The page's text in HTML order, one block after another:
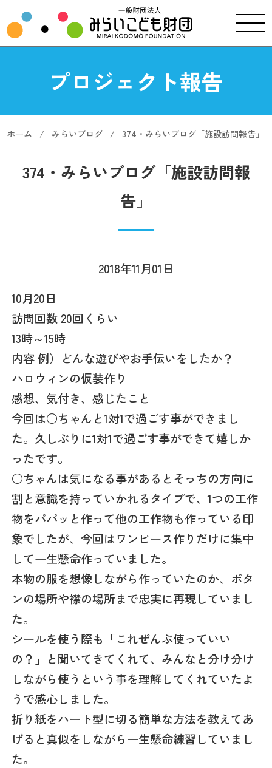
プロジェクト報告
ホーム みらいブログ 374・みらいブログ「施設訪問報告」
374・みらいブログ「施設訪問報
告」
2018年11月01日
10月20日
訪問回数 20回くらい
13時～15時
内容 例）どんな遊びやお手伝いをしたか？
ハロウィンの仮装作り
感想、気付き、感じたこと
今回は○ちゃんと1対1で過ごす事ができまし
た。久しぶりに1対1で過ごす事ができて嬉しか
ったです。
○ちゃんは気になる事があるとそっちの方向に
割と意識を持っていかれるタイプで、1つの工作
物をパパッと作って他の工作物も作っている印
象でしたが、今回はワンピース作りだけに集中
して一生懸命作っていました。
本物の服を想像しながら作っていたのか、ボタ
ンの場所や襟の場所まで忠実に再現していまし
た。
シールを使う際も「これぜんぶ使っていい
の？」と聞いてきてくれて、みんなと分け分け
しながら使うという事を理解してくれていたよ
うで感心しました。
折り紙をハート型に切る簡単な方法を教えてあ
げると真似をしながら一生懸命練習していまし
た。